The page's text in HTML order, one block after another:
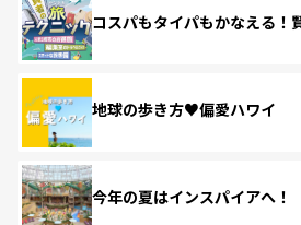
コスパもタイパもかなえる！
地球の歩き方♥偏愛ハワイ
今年の夏はインスパイアへ！